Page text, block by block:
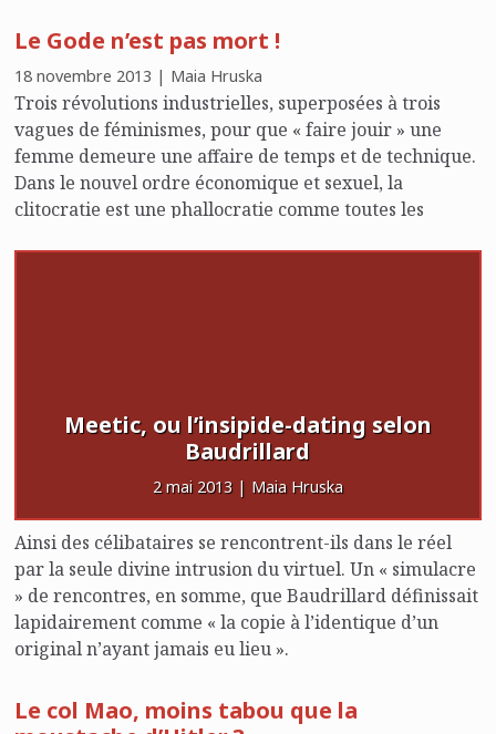
d’une alarmante imposture.
Le Gode n’est pas mort !
18 novembre 2013 | Maia Hruska
Trois révolutions industrielles, superposées à trois
vagues de féminismes, pour que « faire jouir » une
femme demeure une affaire de temps et de technique.
Dans le nouvel ordre économique et sexuel, la
clitocratie est une phallocratie comme toutes les
Meetic, ou l’insipide-dating selon
Baudrillard
2 mai 2013 | Maia Hruska
Ainsi des célibataires se rencontrent-ils dans le réel
par la seule divine intrusion du virtuel. Un « simulacre
» de rencontres, en somme, que Baudrillard définissait
lapidairement comme « la copie à l’identique d’un
original n’ayant jamais eu lieu ».
Le col Mao, moins tabou que la